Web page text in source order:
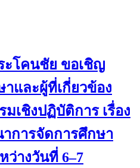
ะโคนชัย ขอเชิญ
และผู้ที่เกี่ยวข้อง
มเชิงปฏิบัติการ เรื่อง
การจัดการศึกษา
ว่างวันที่ 6–7